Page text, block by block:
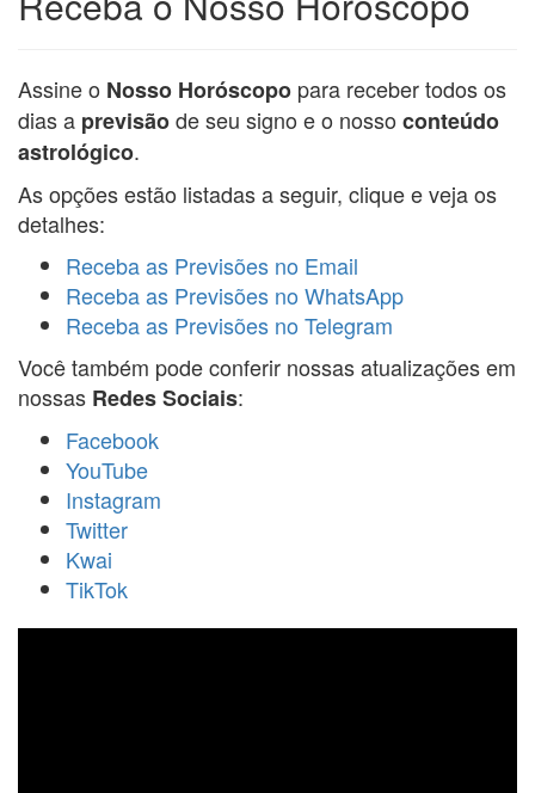
Assine o Nosso Horóscopo para receber todos os
dias a previsãode seu signo e o nosso conteúdo
astrológico.
As opções estão listadas a seguir, clique e veja os
detalhes:
Receba as Previsões no Email
Receba as Previsões no WhatsApp
Receba as Previsões no Telegram
Você também pode conferir nossas atualizações em
nossas Redes Sociais:
Facebook
YouTube
Instagram
Twitter
Kwai
TikTok